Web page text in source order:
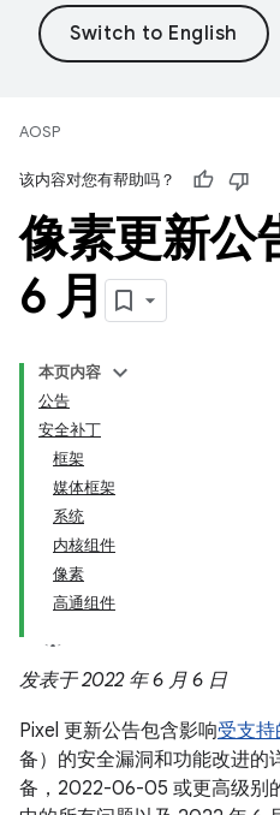
AOSP
该内容对您有帮助吗？
像素更新公
6 月
本页内容
公告
安全补丁
框架
媒体框架
系统
内核组件
像素
高通组件
发表于 2022 年 6 月 6 日
Pixel 更新公告包含影响受支持
备）的安全漏洞和功能改进的
备，2022-06-05 或更高级别